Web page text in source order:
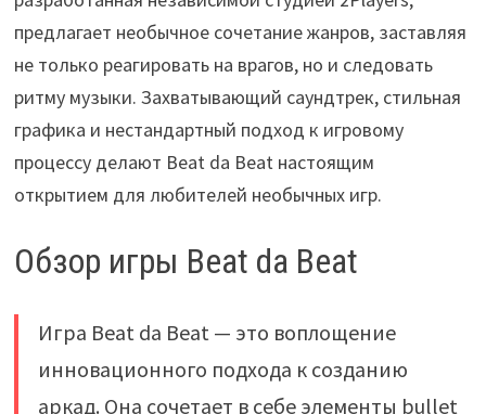
предлагает необычное сочетание жанров, заставляя
не только реагировать на врагов, но и следовать
ритму музыки. Захватывающий саундтрек, стильная
графика и нестандартный подход к игровому
процессу делают Beat da Beat настоящим
открытием для любителей необычных игр.
Обзор игры Beat da Beat
Игра Beat da Beat — это воплощение
инновационного подхода к созданию
аркад. Она сочетает в себе элементы bullet